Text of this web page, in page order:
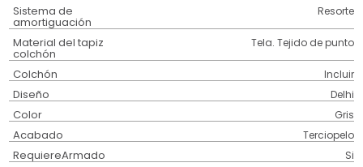
Sistema de
amortiguación
Resorte
Material del tapiz
colchón
Tela. Tejido de punto
Colchón Incluir
Diseño Delhi
Color Gris
Acabado Terciopelo
RequiereArmado Si